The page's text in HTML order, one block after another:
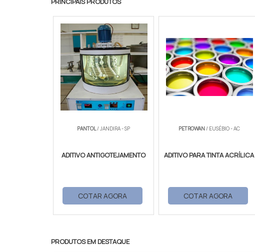
PANTOL/ JANDIRA - SP
ADITIVO ANTIGOTEJAMENTO
COTAR AGORA
PETROWAN/ EUSÉBIO - AC
ADITIVO PARA TINTA ACRÍLICA
COTAR AGORA
PRODUTOS EM DESTAQUE